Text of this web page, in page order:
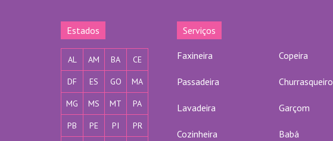
Estados
AL AM BA CE
DF ES GO MA
MG MS MT PA
PB PE PI PR
Serviços
Faxineira
Passadeira
Lavadeira
Cozinheira
Copeira
Churrasqueiro
Garçom
Babá